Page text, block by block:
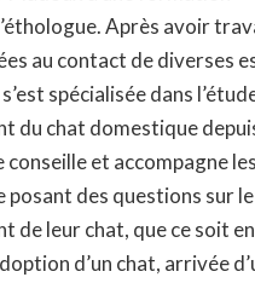
Après avoir
au contact de diverses
spécialisée dans
du chat domestique
conseille et accompagne les
posant des questions sur le
de leur chat, que ce soit en
d’un chat, arrivée